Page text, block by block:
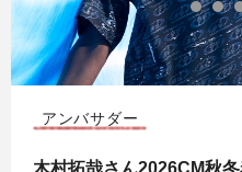
アンバサダー